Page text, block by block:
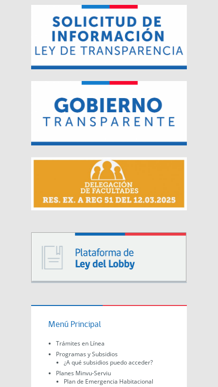
Menú Principal
Trámites en Línea
Programas y Subsidios
¿A qué subsidios puedo acceder?
Planes Minvu-Serviu
Plan de Emergencia Habitacional